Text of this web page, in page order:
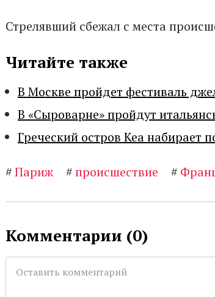
Стрелявший сбежал с места
Читайте также
В Москве пройдет фестиваль
В «Сыроварне» пройдут
Греческий остров Кеа набирает
#Париж #происшествие #
Комментарии (0)